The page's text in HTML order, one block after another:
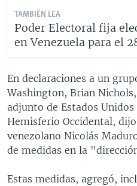
TAMBIÉN LEA
Poder Electoral fija
en Venezuela para el
En declaraciones a un
Washington, Brian
adjunto de Estados
Hemisferio Occidental,
venezolano Nicolás
de medidas en la
Estas medidas, agregó,